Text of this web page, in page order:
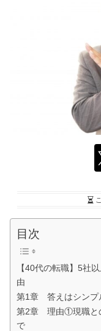
目次
【40代の転職】5社
由
第1章 答えはシンプ
第2章 理由①現職と
で